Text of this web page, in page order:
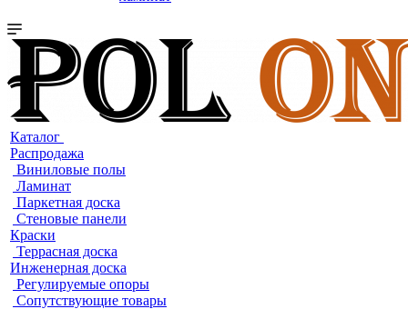
Каталог
Распродажа
Виниловые полы
Ламинат
Паркетная доска
Стеновые панели
Краски
Террасная доска
Инженерная доска
Регулируемые опоры
Сопутствующие товары